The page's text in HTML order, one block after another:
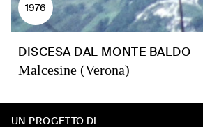
1976
DISCESA DAL MONTE BALDO
Malcesine (Verona)
UN PROGETTO DI